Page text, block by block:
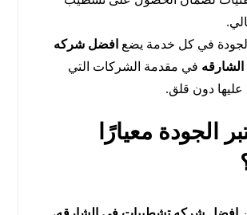
الجودة في كل خدمة يضع افضل شركه
في مقدمة الشركات التي
عليها دون قلق.
الجودة معيارًا